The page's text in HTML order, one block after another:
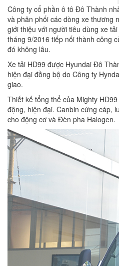
Công ty cổ phần ô tô Đô Thành
và phân phối các dòng xe thương
giới thiệu với người tiêu dùng xe
tháng 9/2016 tiếp nối thành công
đó không lâu.
Xe tải HD99 được Hyundai Đô
hiện đại đồng bộ do Công ty
giao.
Thiết kế tổng thể của Mighty
động, hiện đại. Canbin cứng cáp,
cho động cơ và Đèn pha Halogen.